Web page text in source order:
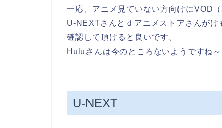
一応、アニメ見ていない方向けにVOD
U-NEXTさんとｄアニメストアさんがけ
確認して頂けると良いです。
Huluさんは今のところないようですね～
U-NEXT